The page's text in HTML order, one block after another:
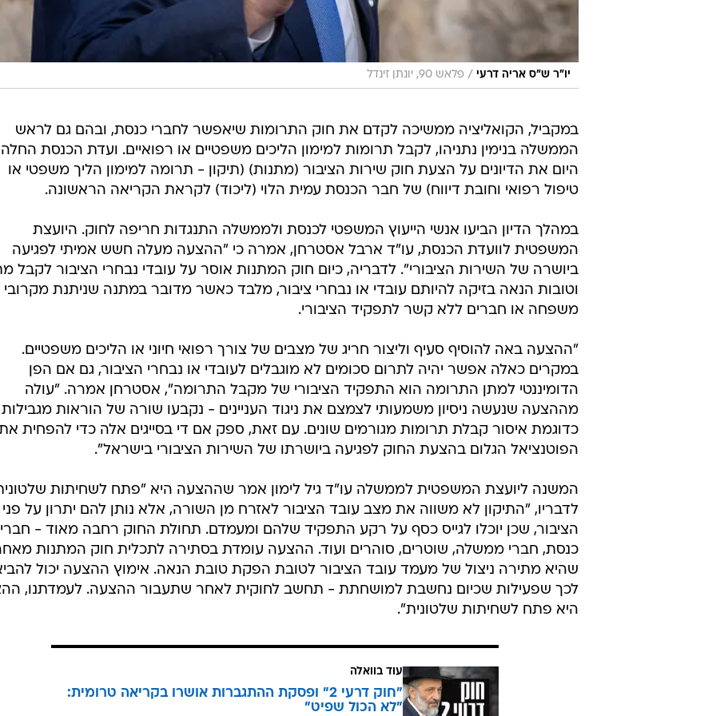
יו"ר ש"ס אריה דרעי / פלאש 90, יונתן זינדל
במקביל, הקואליציה ממשיכה לקדם את חוק התרומות שיאפשר לחברי כנסת, ובהם גם לראש
הממשלה בנימין נתניהו, לקבל תרומות למימון הליכים משפטיים או רפואיים. ועדת הכנסת החלה
היום את הדיונים על הצעת חוק שירות הציבור (מתנות) (תיקון - תרומה למימון הליך משפטי או
טיפול רפואי וחובת דיווח) של חבר הכנסת עמית הלוי (ליכוד) לקראת הקריאה הראשונה.
במהלך הדיון הביעו אנשי הייעוץ המשפטי לכנסת ולממשלה התנגדות חריפה לחוק. היועצת
המשפטית לוועדת הכנסת, עו"ד ארבל אסטרחן, אמרה כי "ההצעה מעלה חשש אמיתי לפגיעה
ביושרה של השירות הציבורי". לדבריה, כיום חוק המתנות אוסר על עובדי נבחרי הציבור לקבל
וטובות הנאה בזיקה להיותם עובדי או נבחרי ציבור, מלבד כאשר מדובר במתנה שניתנת מקרובי
משפחה או חברים ללא קשר לתפקיד הציבורי.
"ההצעה באה להוסיף סעיף וליצור חריג של מצבים של צורך רפואי חיוני או הליכים משפטיים.
במקרים כאלה אפשר יהיה לתרום סכומים לא מוגבלים לעובדי או נבחרי הציבור, גם אם הפן
הדומיננטי למתן התרומה הוא התפקיד הציבורי של מקבל התרומה", אסטרחן אמרה. "עולה
מההצעה שנעשה ניסיון משמעותי לצמצם את ניגוד העניינים - נקבעו שורה של הוראות מגבילות
כדוגמת איסור קבלת תרומות מגורמים שונים. עם זאת, ספק אם די בסייגים אלה כדי להפחית
הפוטנציאל הגלום בהצעת החוק לפגיעה ביושרתו של השירות הציבורי בישראל".
המשנה ליועצת המשפטית לממשלה עו"ד גיל לימון אמר שההצעה היא "פתח לשחיתות
לדבריו, "התיקון לא משווה את מצב עובד הציבור לאזרח מן השורה, אלא נותן להם יתרון על פני
הציבור, שכן יוכלו לגייס כסף על רקע התפקיד שלהם ומעמדם. תחולת החוק רחבה מאוד - חברי
כנסת, חברי ממשלה, שוטרים, סוהרים ועוד. ההצעה עומדת בסתירה לתכלית חוק המתנות
שהיא מתירה ניצול של מעמד עובד הציבור לטובת הפקת טובת הנאה. אימוץ ההצעה יכול
לכך שפעילות שכיום נחשבת למושחתת - תחשב לחוקית לאחר שתעבור ההצעה. לעמדתנו,
היא פתח לשחיתות שלטונית".
עוד בוואלה
"חוק דרעי 2" ופסקת ההתגברות אושרו בקריאה טרומית:
"לא הכול שפיט"